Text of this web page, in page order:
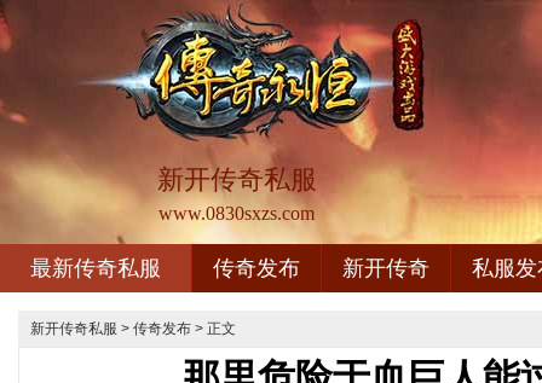
新开传奇私服
www.0830sxzs.com
最新传奇私服 传奇发布 新开传奇 私服发
新开传奇私服 > 传奇发布 > 正文